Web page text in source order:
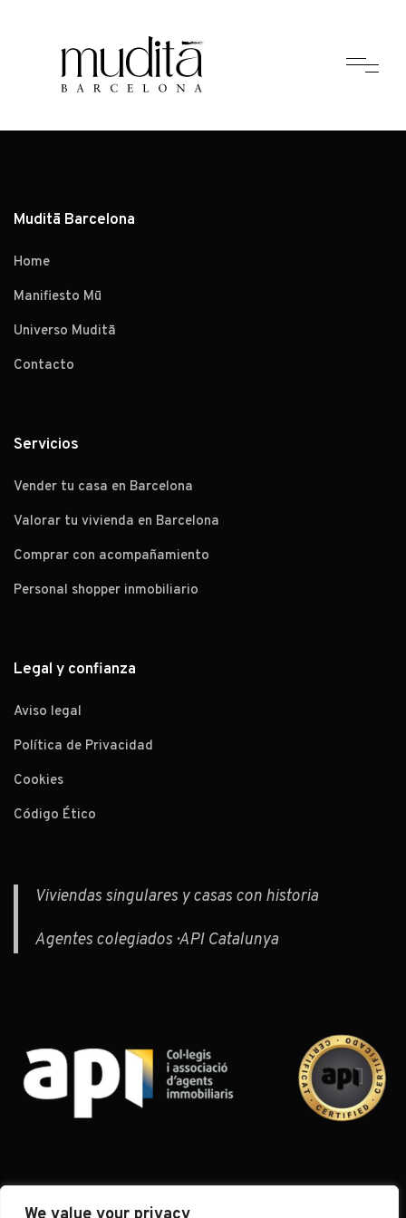
Muditā Barcelona
Home
Manifiesto Mū
Universo Muditā
Contacto
Servicios
Vender tu casa en Barcelona
Valorar tu vivienda en Barcelona
Comprar con acompañamiento
Personal shopper inmobiliario
Legal y confianza
Aviso legal
Política de Privacidad
Cookies
Código Ético
Viviendas singulares y casas con historia
Agentes colegiados · API Catalunya